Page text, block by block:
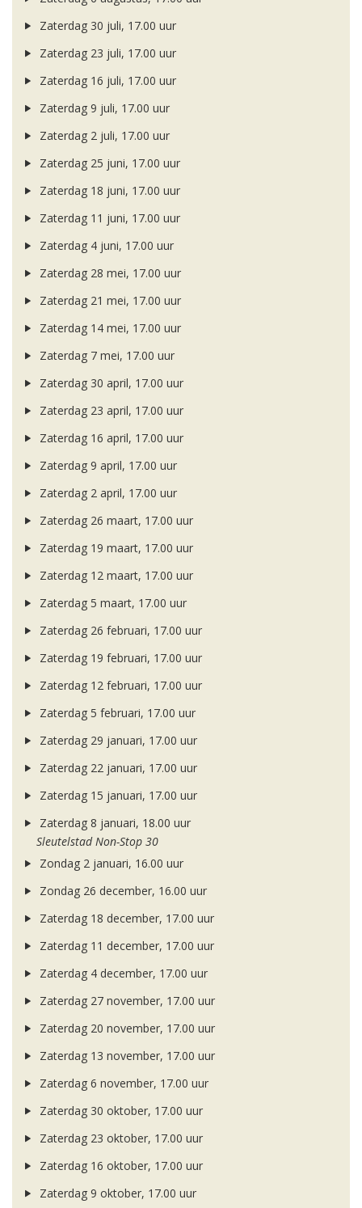
Zaterdag 30 juli, 17.00 uur
Zaterdag 23 juli, 17.00 uur
Zaterdag 16 juli, 17.00 uur
Zaterdag 9 juli, 17.00 uur
Zaterdag 2 juli, 17.00 uur
Zaterdag 25 juni, 17.00 uur
Zaterdag 18 juni, 17.00 uur
Zaterdag 11 juni, 17.00 uur
Zaterdag 4 juni, 17.00 uur
Zaterdag 28 mei, 17.00 uur
Zaterdag 21 mei, 17.00 uur
Zaterdag 14 mei, 17.00 uur
Zaterdag 7 mei, 17.00 uur
Zaterdag 30 april, 17.00 uur
Zaterdag 23 april, 17.00 uur
Zaterdag 16 april, 17.00 uur
Zaterdag 9 april, 17.00 uur
Zaterdag 2 april, 17.00 uur
Zaterdag 26 maart, 17.00 uur
Zaterdag 19 maart, 17.00 uur
Zaterdag 12 maart, 17.00 uur
Zaterdag 5 maart, 17.00 uur
Zaterdag 26 februari, 17.00 uur
Zaterdag 19 februari, 17.00 uur
Zaterdag 12 februari, 17.00 uur
Zaterdag 5 februari, 17.00 uur
Zaterdag 29 januari, 17.00 uur
Zaterdag 22 januari, 17.00 uur
Zaterdag 15 januari, 17.00 uur
Zaterdag 8 januari, 18.00 uur
Sleutelstad Non-Stop 30
Zondag 2 januari, 16.00 uur
Zondag 26 december, 16.00 uur
Zaterdag 18 december, 17.00 uur
Zaterdag 11 december, 17.00 uur
Zaterdag 4 december, 17.00 uur
Zaterdag 27 november, 17.00 uur
Zaterdag 20 november, 17.00 uur
Zaterdag 13 november, 17.00 uur
Zaterdag 6 november, 17.00 uur
Zaterdag 30 oktober, 17.00 uur
Zaterdag 23 oktober, 17.00 uur
Zaterdag 16 oktober, 17.00 uur
Zaterdag 9 oktober, 17.00 uur